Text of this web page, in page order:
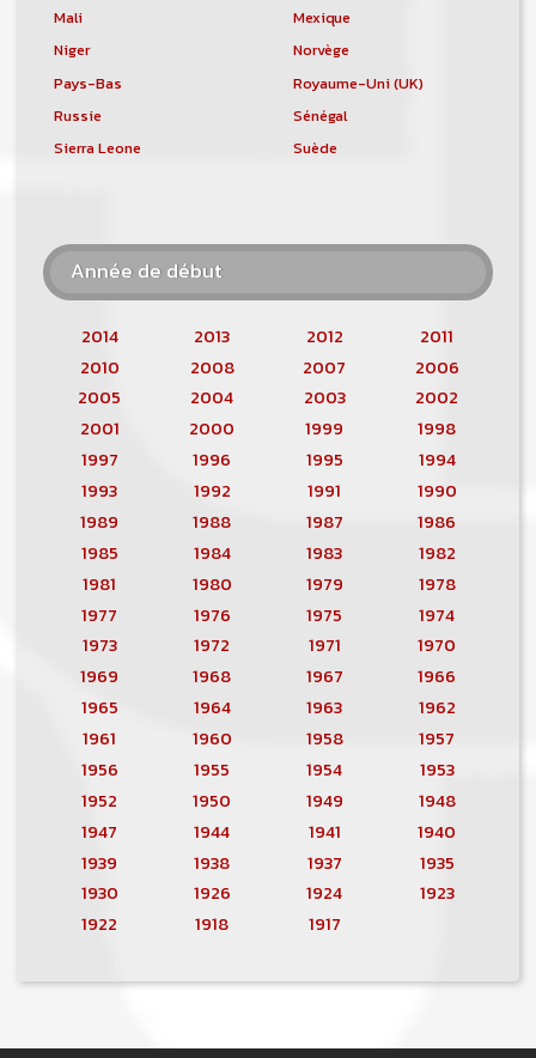
Mali
Mexique
Niger
Norvège
Pays-Bas
Royaume-Uni (UK)
Russie
Sénégal
Sierra Leone
Suède
Année de début
2014 2013 2012
2011
2010
2008 2007
2006
2005
2004 2003
2002
2001
2000 1999
1998
1997
1996 1995
1994
1993
1992 1991
1990
1989
1988 1987
1986
1985
1984 1983
1982
1981
1980 1979
1978
1977
1976 1975
1974
1973
1972 1971
1970
1969
1968 1967
1966
1965
1964 1963
1962
1961
1960 1958
1957
1956
1955 1954
1953
1952
1950 1949
1948
1947
1944 1941
1940
1939
1938 1937
1935
1930
1926 1924
1923
1922
1918 1917